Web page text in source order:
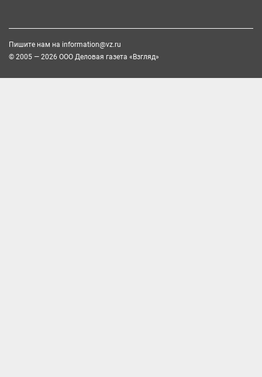
Пишите нам на information@vz.ru
© 2005 — 2026 ООО Деловая газета «Взгляд»